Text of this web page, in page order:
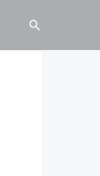
Buscar